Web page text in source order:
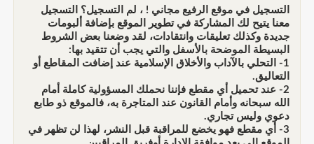
التسجيل في موقع الرفيع مجاني ! ، لم التسجيل؟ التسجيل
معنا يتيح لك المشاركة في تطوير الموقع بإضافة ألبومات
جديدة وكذلك تعليقات وانتقادات، لقد وضعنا بعض الشروط
البسيطة الموضحة بالأسفل والتي يجب أن تتقيد بها:
1- التحلي بالآداب والأخلاق الإسلامية عند إضافت المقاطع أو
التعاليق.
2- عند تحميل أي مقطع فإننا نحملك المسؤولية كاملة أمام
الله سبحانه وأمام القانون عند المتاجرة به، فالموقع ذو طابع
دعوي وليس تجاري.
3- أي مقطع فهو يخضع للمراقبة قبل النشر، لهذا لن تظهر في